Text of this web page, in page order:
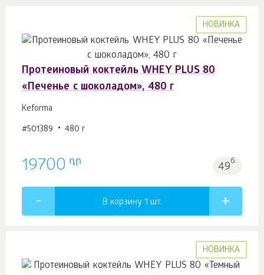
НОВИНКА
Протеиновый коктейль WHEY PLUS 80
«Печенье с шоколадом», 480 г
Keforma
#501389 480 г
19700 դր 49б.
В корзину 1 шт.
НОВИНКА